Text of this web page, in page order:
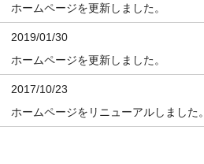
ホームページを更新しました。
2019/01/30
ホームページを更新しました。
2017/10/23
ホームページをリニューアルしました。